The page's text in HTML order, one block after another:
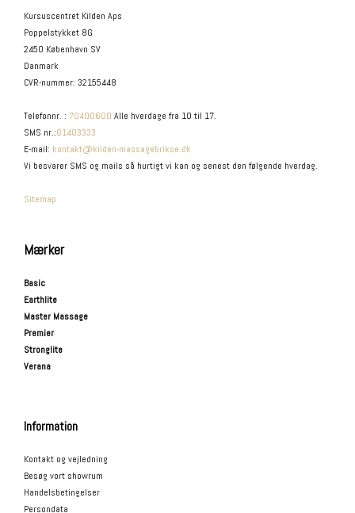
Kursuscentret Kilden Aps
Poppelstykket 8G
2450 København SV
Danmark
CVR-nummer: 32155448
Telefonnr. : 70400600 Alle hverdage fra 10 til 17.
SMS nr.:61403333
E-mail: kontakt@kilden-massagebrikse.dk
Vi besvarer SMS og mails så hurtigt vi kan og senest den følgende hverdag.
Sitemap
Mærker
Basic
Earthlite
Master Massage
Premier
Stronglite
Verana
Information
Kontakt og vejledning
Besøg vort showrum
Handelsbetingelser
Persondata